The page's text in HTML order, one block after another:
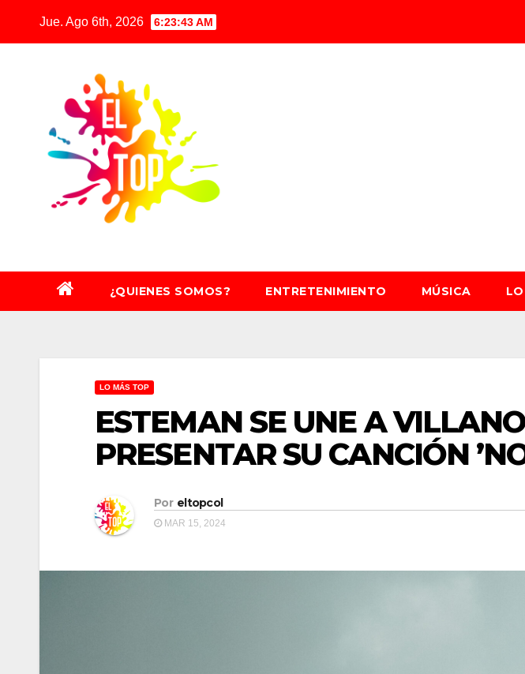
Jue. Ago 6th, 2026 6:23:45 AM
¿QUIENES SOMOS? ENTRETENIMIENTO MÚSICA
LO MÁS TOP
ESTEMAN SE UNE A
PRESENTAR SU CANCIÓN
Por eltopcol
MAR 15, 2024